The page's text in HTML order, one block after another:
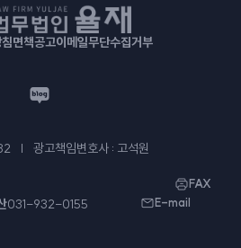
면책공고이메일무단수집거부
광고책임변호사 : 고석원
FAX
031-932-0155
E-mail